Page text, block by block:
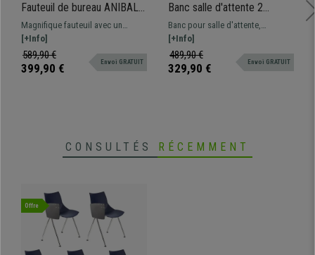
Fauteuil de bureau ANIBAL
PRO CUIR, Grand dossier,
Accoudoirs Ajustables, Noir
Magnifique fauteuil avec un
piétement métallique qui offre un
grand confort au quotidien à un
prix imbattable. Disponible en
[+Info]
589,90 €
399,90 € Envoi GRATUIT
Banc salle d'attente 2
sièges MOBY BASE,
Structure en Métal, Grand
Rembourrage, Tissu Orange
Banc pour salle d'attente,
structure métallique. Très
résistant, très pratique,
rembourrage épais. Disponible en
[+Info]
489,90 €
329,90 € Envoi GRATUIT
CONSULTÉS RÉCEMMENT
Offre